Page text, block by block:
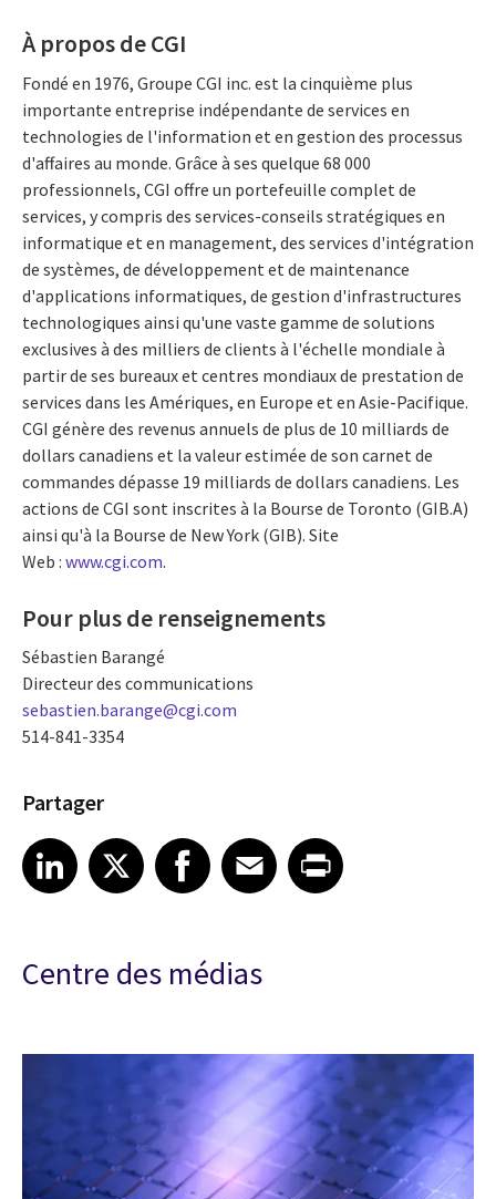
À propos de CGI
Fondé en 1976, Groupe CGI inc. est la cinquième plus
importante entreprise indépendante de services en
technologies de l'information et en gestion des processus
d'affaires au monde. Grâce à ses quelque 68 000
professionnels, CGI offre un portefeuille complet de
services, y compris des services-conseils stratégiques en
informatique et en management, des services d'intégration
de systèmes, de développement et de maintenance
d'applications informatiques, de gestion d'infrastructures
technologiques ainsi qu'une vaste gamme de solutions
exclusives à des milliers de clients à l'échelle mondiale à
partir de ses bureaux et centres mondiaux de prestation de
services dans les Amériques, en Europe et en Asie-Pacifique.
CGI génère des revenus annuels de plus de 10 milliards de
dollars canadiens et la valeur estimée de son carnet de
commandes dépasse 19 milliards de dollars canadiens. Les
actions de CGI sont inscrites à la Bourse de Toronto (GIB.A)
ainsi qu'à la Bourse de New York (GIB). Site
Web : www.cgi.com.
Pour plus de renseignements
Sébastien Barangé
Directeur des communications
sebastien.barange@cgi.com
514-841-3354
Partager
Share article on LinkedIn
LinkedIn
Share article on XShare article on Facebook
Facebook
Share article on Email
EmailShare article on Print
Centre des médias